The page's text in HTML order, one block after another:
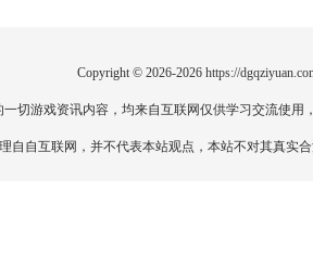
Copyright © 2026-2026 https://
切游戏资讯内容，均来自互联网仅供学习交流使
自自互联网，并不代表本站观点，本站不对其真实